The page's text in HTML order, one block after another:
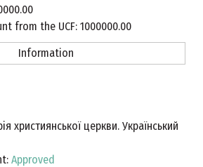
from the UCF: 1000000.00
Information
християнської церкви. Український
Approved